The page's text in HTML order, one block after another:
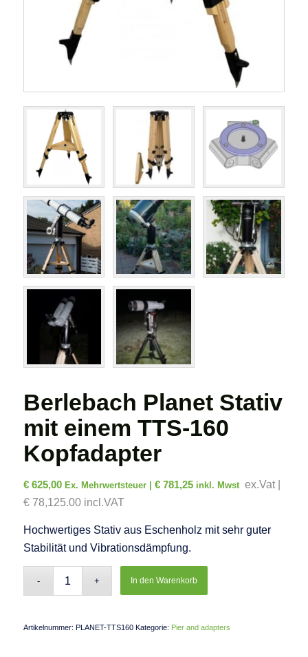
Berlebach Planet Stativ
mit einem TTS-160
Kopfadapter
€625,00 Ex. Mehrwertsteuer | €781,25inkl. Mwst ex.Vat |
€ 78,125.00 incl.VAT
Hochwertiges Stativ aus Eschenholz mit sehr guter
Stabilität und Vibrationsdämpfung.
In den Warenkorb
Artikelnummer: PLANET-TTS160 Kategorie: Pier and adapters